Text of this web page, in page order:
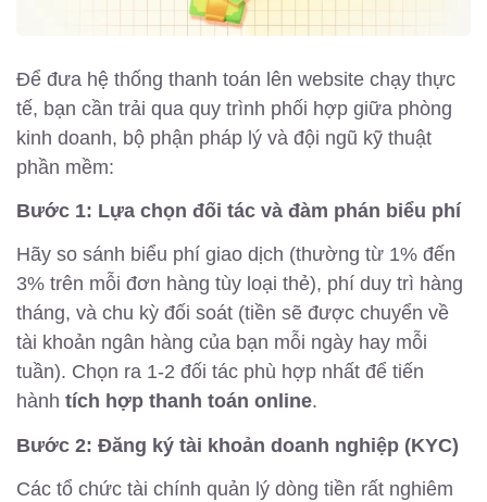
Để đưa hệ thống thanh toán lên website chạy thực
tế, bạn cần trải qua quy trình phối hợp giữa phòng
kinh doanh, bộ phận pháp lý và đội ngũ kỹ thuật
phần mềm:
Bước 1: Lựa chọn đối tác và đàm phán biểu phí
Hãy so sánh biểu phí giao dịch (thường từ 1% đến
3% trên mỗi đơn hàng tùy loại thẻ), phí duy trì hàng
tháng, và chu kỳ đối soát (tiền sẽ được chuyển về
tài khoản ngân hàng của bạn mỗi ngày hay mỗi
tuần). Chọn ra 1-2 đối tác phù hợp nhất để tiến
hành tích hợp thanh toán online.
Bước 2: Đăng ký tài khoản doanh nghiệp (KYC)
Các tổ chức tài chính quản lý dòng tiền rất nghiêm